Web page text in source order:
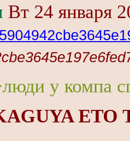
Вт 24 января
у компа
ETO